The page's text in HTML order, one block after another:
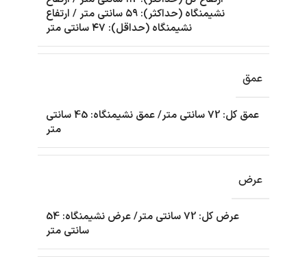
نشیمنگاه (حداکثر): ۵۹ سانتی متر / ارتفاع
نشیمنگاه (حداقل): ۴۷ سانتی متر
عمق
عمق کل: 72 سانتی متر/ عمق نشیمنگاه: 45 سانتی
متر
عرض
عرض کل: 72 سانتی متر/ عرض نشیمنگاه: 54
سانتی متر